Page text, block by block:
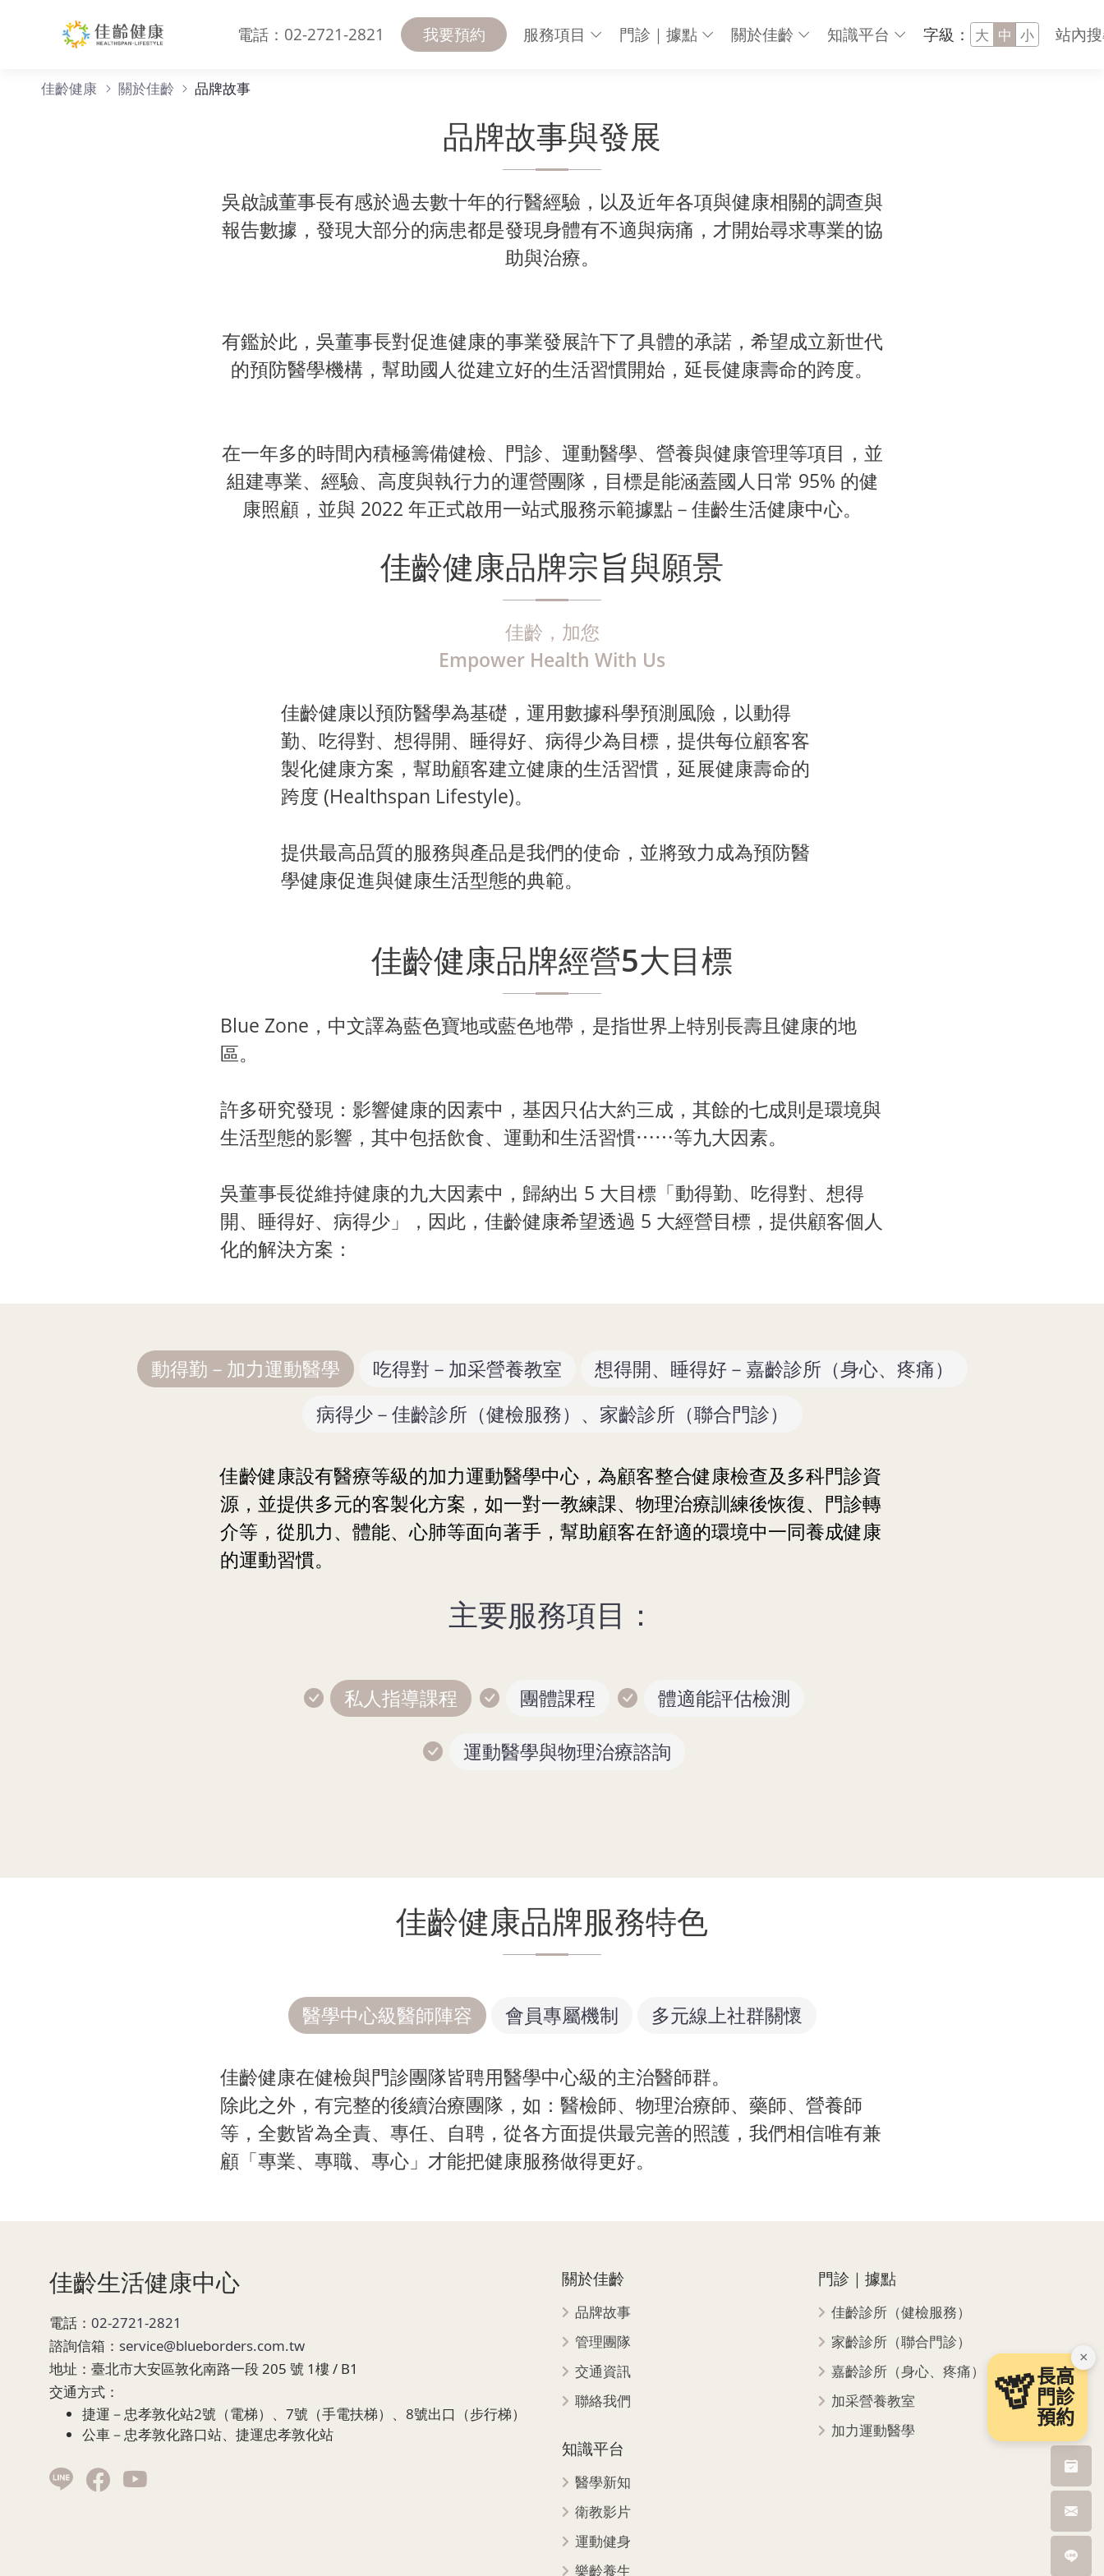
電話：02-2721-2821 我要預約 服務項目 門診｜據點 關於佳齡 知識平台 字級： 大 中 小 站內
品牌故事
佳齡健康 關於佳齡 品牌故事
品牌故事與發展
吳啟誠董事長有感於過去數十年的行醫經驗，以及近年各項與健康相關的調查與
報告數據，發現大部分的病患都是發現身體有不適與病痛，才開始尋求專業的協
助與治療。
有鑑於此，吳董事長對促進健康的事業發展許下了具體的承諾，希望成立新世代
的預防醫學機構，幫助國人從建立好的生活習慣開始，延長健康壽命的跨度。
在一年多的時間內積極籌備健檢、門診、運動醫學、營養與健康管理等項目，並
組建專業、經驗、高度與執行力的運營團隊，目標是能涵蓋國人日常 95% 的健
康照顧，並與 2022 年正式啟用一站式服務示範據點－佳齡生活健康中心。
佳齡健康品牌宗旨與願景
佳齡，加您
Empower Health With Us
佳齡健康以預防醫學為基礎，運用數據科學預測風險，以動得
勤、吃得對、想得開、睡得好、病得少為目標，提供每位顧客客
製化健康方案，幫助顧客建立健康的生活習慣，延展健康壽命的
跨度 (Healthspan Lifestyle)。
提供最高品質的服務與產品是我們的使命，並將致力成為預防醫
學健康促進與健康生活型態的典範。
佳齡健康品牌經營5大目標
Blue Zone，中文譯為藍色寶地或藍色地帶，是指世界上特別長壽且健康的地
區。
許多研究發現：影響健康的因素中，基因只佔大約三成，其餘的七成則是環境與
生活型態的影響，其中包括飲食、運動和生活習慣⋯⋯等九大因素。
吳董事長從維持健康的九大因素中，歸納出 5 大目標「動得勤、吃得對、想得
開、睡得好、病得少」，因此，佳齡健康希望透過 5 大經營目標，提供顧客個人
化的解決方案：
動得勤－加力運動醫學 吃得對－加采營養教室
想得開、睡得好－嘉齡診所（身心、疼痛）
病得少－佳齡診所（健檢服務）、家齡診所（聯合門診）
佳齡健康設有醫療等級的加力運動醫學中心，為顧客整合健康檢查及多科門診資
源，並提供多元的客製化方案，如一對一教練課、物理治療訓練後恢復、門診轉
介等，從肌力、體能、心肺等面向著手，幫助顧客在舒適的環境中一同養成健康
的運動習慣。
主要服務項目：
私人指導課程 團體課程 體適能評估檢測
運動醫學與物理治療諮詢
佳齡健康品牌服務特色
醫學中心級醫師陣容 會員專屬機制 多元線上社群關懷
佳齡健康在健檢與門診團隊皆聘用醫學中心級的主治醫師群。
除此之外，有完整的後續治療團隊，如：醫檢師、物理治療師、藥師、營養師
等，全數皆為全責、專任、自聘，從各方面提供最完善的照護，我們相信唯有兼
顧「專業、專職、專心」才能把健康服務做得更好。
×
🦒長高
門診
預約
佳齡生活健康中心
電話： 02-2721-2821
諮詢信箱： service@blueborders.com.tw
地址： 臺北市大安區敦化南路一段 205 號 1樓 / B1
交通方式：
捷運－忠孝敦化站2號（電梯）、7號（手電扶梯）、8號出口（步行梯）
公車－忠孝敦化路口站、捷運忠孝敦化站
關於佳齡
品牌故事
管理團隊
交通資訊
聯絡我們
知識平台
醫學新知
衛教影片
運動健身
樂齡養生
門診｜據點
佳齡診所（健檢服務）
家齡診所（聯合門診）
嘉齡診所（身心、疼痛）
加采營養教室
加力運動醫學